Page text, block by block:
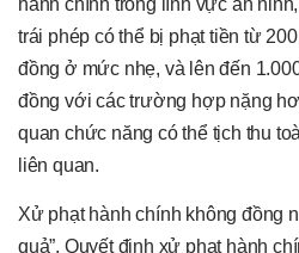
trái phép có thể bị phạt tiền từ
đồng ở mức nhẹ, và lên đến
đồng với các trường hợp nặng
quan chức năng có thể tịch thu
liên quan.
Xử phạt hành chính không đồng
quả”. Quyết định xử phạt hành